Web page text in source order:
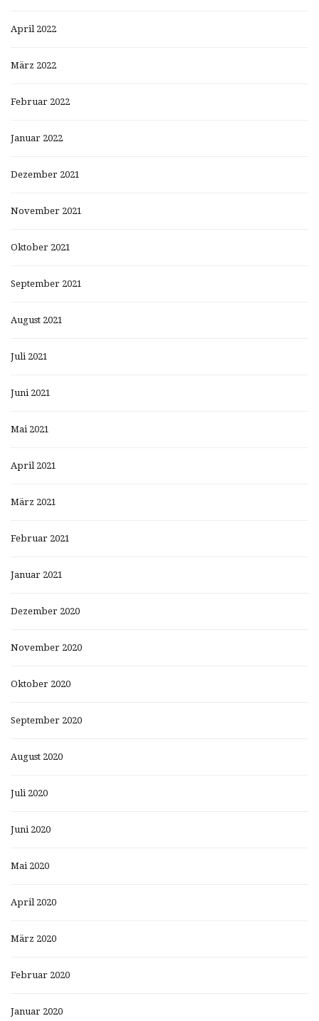
April 2022
März 2022
Februar 2022
Januar 2022
Dezember 2021
November 2021
Oktober 2021
September 2021
August 2021
Juli 2021
Juni 2021
Mai 2021
April 2021
März 2021
Februar 2021
Januar 2021
Dezember 2020
November 2020
Oktober 2020
September 2020
August 2020
Juli 2020
Juni 2020
Mai 2020
April 2020
März 2020
Februar 2020
Januar 2020